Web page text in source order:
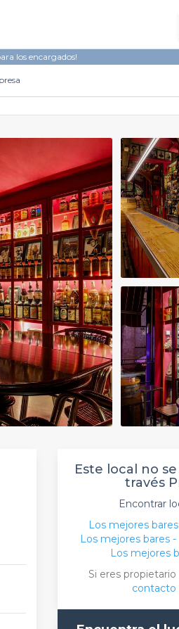
los encargados!
Este local no
través
Encontrar
Los mejores
Los mejores bares
Los mejores
Si eres
contacto